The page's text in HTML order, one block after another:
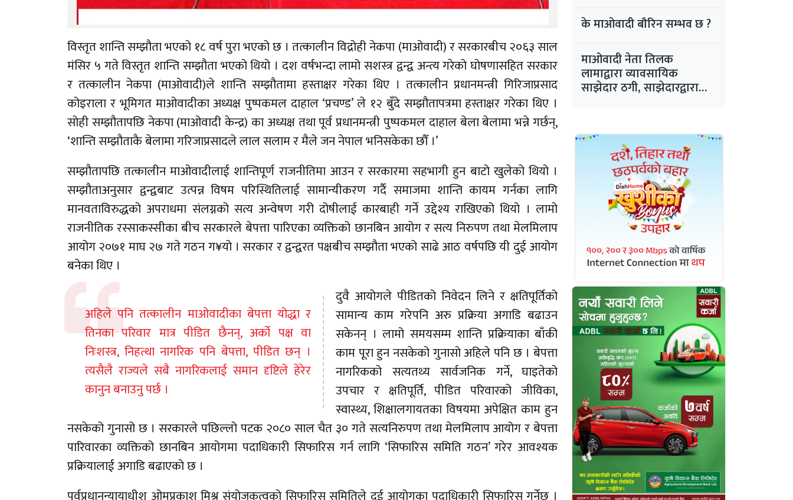
विस्तृत शान्ति सम्झौता भएको १८ वर्ष पुरा भएको छ । तत्कालीन विद्रोही नेकपा (माओवादी) र सरकारबीच २०६३ साल
मंसिर ५ गते विस्तृत शान्ति सम्झौता भएको थियो । दश वर्षभन्दा लामो सशस्त्र द्वन्द्व अन्त्य गरेको घोषणासहित सरकार
र तत्कालीन नेकपा (माओवादी)ले शान्ति सम्झौतामा हस्ताक्षर गरेका थिए । तत्कालीन प्रधानमन्त्री गिरिजाप्रसाद
कोइराला र भूमिगत माओवादीका अध्यक्ष पुष्पकमल दाहाल ‘प्रचण्ड’ ले १२ बुँदे सम्झौतापत्रमा हस्ताक्षर गरेका थिए ।
सोही सम्झौतापछि नेकपा (माओवादी केन्द्र) का अध्यक्ष तथा पूर्व प्रधानमन्त्री पुष्पकमल दाहाल बेला बेलामा भन्ने गर्छन्,
‘शान्ति सम्झौताकै बेलामा गरिजाप्रसादले लाल सलाम र मैले जन नेपाल भनिसकेका छौँ ।’
सम्झौतापछि तत्कालीन माओवादीलाई शान्तिपूर्ण राजनीतिमा आउन र सरकारमा सहभागी हुन बाटो खुलेको थियो ।
सम्झौताअनुसार द्वन्द्वबाट उत्पन्न विषम परिस्थितिलाई सामान्यीकरण गर्दै समाजमा शान्ति कायम गर्नका लागि
मानवताविरुद्धको अपराधमा संलग्नको सत्य अन्वेषण गरी दोषीलाई कारबाही गर्ने उद्देश्य राखिएको थियो । लामो
राजनीतिक रस्साकस्सीका बीच सरकारले बेपत्ता पारिएका व्यक्तिको छानबिन आयोग र सत्य निरुपण तथा मेलमिलाप
आयोग २०७१ माघ २७ गते गठन ग¥यो । सरकार र द्वन्द्वरत पक्षबीच सम्झौता भएको साढे आठ वर्षपछि यी दुई आयोग
बनेका थिए ।
अहिले पनि तत्कालीन माओवादीका बेपत्ता योद्धा र
तिनका परिवार मात्र पीडित छैनन्, अर्को पक्ष वा
निःशस्त्र, निहत्था नागरिक पनि बेपत्ता, पीडित छन् ।
त्यसैलै राज्यले सबै नागरिकलाई समान दृष्टिले हेरेर
कानुन बनाउनु पर्छ ।
दुवै आयोगले पीडितको निवेदन लिने र क्षतिपूर्तिको
सामान्य काम गरेपनि अरु प्रक्रिया अगाडि बढाउन
सकेनन् । लामो समयसम्म शान्ति प्रक्रियाका बाँकी
काम पूरा हुन नसकेको गुनासो अहिले पनि छ । बेपत्ता
नागरिकको सत्यतथ्य सार्वजनिक गर्ने, घाइतेको
उपचार र क्षतिपूर्ति, पीडित परिवारको जीविका,
स्वास्थ्य, शिक्षालगायतका विषयमा अपेक्षित काम हुन
नसकेको गुनासो छ । सरकारले पछिल्लो पटक २०८० साल चैत ३० गते सत्यनिरुपण तथा मेलमिलाप आयोग र बेपत्ता
पारिवारका व्यक्तिको छानबिन आयोगमा पदाधिकारी सिफारिस गर्न लागि ‘सिफारिस समिति गठन’ गरेर आवश्यक
प्रक्रियालाई अगाडि बढाएको छ ।
के माओवादी बौरिन सम्भव छ ?
माओवादी नेता तिलक
लामाद्वारा व्यावसायिक
साझेदार ठगी, साझेदारद्वारा